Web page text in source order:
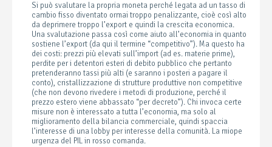
Si può svalutare la propria moneta perché legata ad un tasso di
cambio fisso diventato ormai troppo penalizzante, cioè così alto
da deprimere troppo l’export e quindi la crescita economica.
Una svalutazione passa così come aiuto all’economia in quanto
sostiene l’export (da qui il termine “competitivo”). Ma questo ha
dei costi: prezzi più elevati sull’import (ad es. materie prime),
perdite per i detentori esteri di debito pubblico che pertanto
pretenderanno tassi più alti (e saranno i posteri a pagare il
conto), cristallizzazione di strutture produttive non competitive
(che non devono rivedere i metodi di produzione, perché il
prezzo estero viene abbassato “per decreto”). Chi invoca certe
misure non è interessato a tutta l’economia, ma solo al
miglioramento della bilancia commerciale, quindi spaccia
l’interesse di una lobby per interesse della comunità. La miope
urgenza del PIL in rosso comanda.